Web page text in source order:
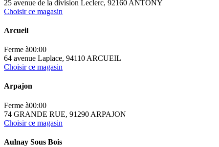
25 avenue de la division Leclerc, 92160 ANTONY
Choisir ce magasin
Arcueil
Ferme à00:00
64 avenue Laplace, 94110 ARCUEIL
Choisir ce magasin
Arpajon
Ferme à00:00
74 GRANDE RUE, 91290 ARPAJON
Choisir ce magasin
Aulnay Sous Bois